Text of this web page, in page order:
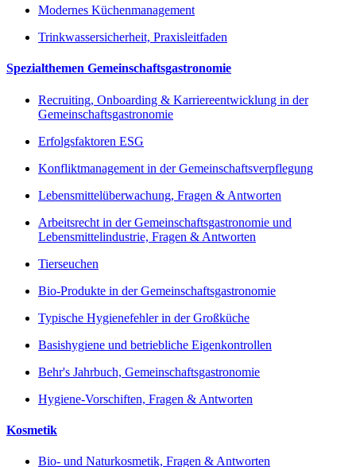
Modernes Küchenmanagement
Trinkwassersicherheit, Praxisleitfaden
Spezialthemen Gemeinschaftsgastronomie
Recruiting, Onboarding & Karriereentwicklung in der
Gemeinschaftsgastronomie
Erfolgsfaktoren ESG
Konfliktmanagement in der Gemeinschaftsverpflegung
Lebensmittelüberwachung, Fragen & Antworten
Arbeitsrecht in der Gemeinschaftsgastronomie und
Lebensmittelindustrie, Fragen & Antworten
Tierseuchen
Bio-Produkte in der Gemeinschaftsgastronomie
Typische Hygienefehler in der Großküche
Basishygiene und betriebliche Eigenkontrollen
Behr's Jahrbuch, Gemeinschaftsgastronomie
Hygiene-Vorschiften, Fragen & Antworten
Kosmetik
Bio- und Naturkosmetik, Fragen & Antworten